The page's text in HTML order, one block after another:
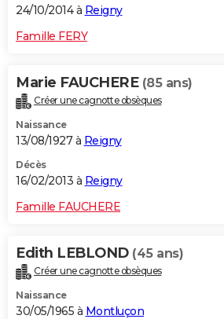
24/10/2014 à Reigny
Famille FERY
Marie FAUCHERE (85 ans)
Créer une cagnotte obsèques
Naissance
13/08/1927 à Reigny
Décès
16/02/2013 à Reigny
Famille FAUCHERE
Edith LEBLOND (45 ans)
Créer une cagnotte obsèques
Naissance
30/05/1965 à Montluçon